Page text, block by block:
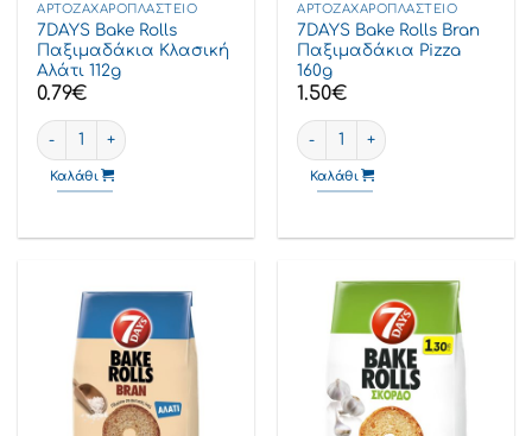
ΑΡΤΟΖΑΧΑΡΟΠΛΑΣΤΕΊΟ
7DAYS Bake Rolls
Παξιμαδάκια Κλασική
Αλάτι 112g
0.79€
7DAYS Bake Rolls Παξιμαδάκια Κλασική Αλάτι 112g ποσότητα
Καλάθι
ΑΡΤΟΖΑΧΑΡΟΠΛΑΣΤΕΊΟ
7DAYS Bake Rolls Bran
Παξιμαδάκια Pizza
160g
1.50€
7DAYS Bake Rolls Bran
Καλάθι